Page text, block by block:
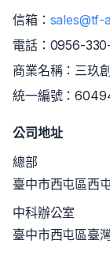
信箱： sales@tf-
電話： 0956-
商業名稱：三
統一編號：
公司地址
總部
臺中市西屯區
中科辦公室
臺中市西屯區臺